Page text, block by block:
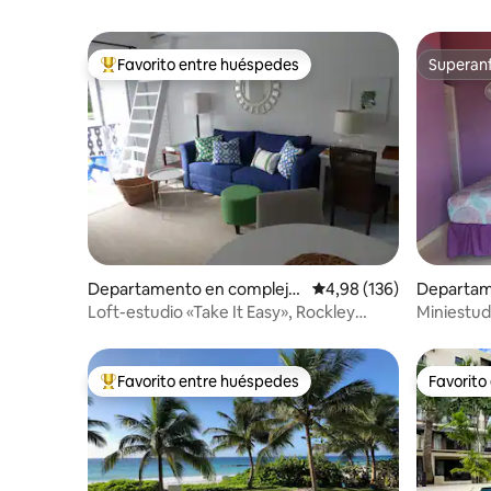
Favorito entre los huéspedes más destacados
Favorito entre huéspedes
Departamento en complejo
residencial en Bridgetown
Calificación promedio:
4,98 (136)
Loft-estudio «Take It Easy», Rockley
Favorito entre los huéspedes más destacados
Favorito entre huéspedes